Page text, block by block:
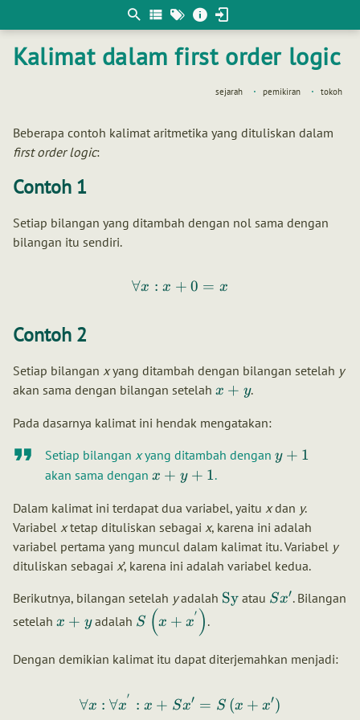
Kalimat dalam first order logic
sejarah pemikiran tokoh
Beberapa contoh kalimat aritmetika yang dituliskan dalam
first order logic:
Contoh 1
Setiap bilangan yang ditambah dengan nol sama dengan
bilangan itu sendiri.
∀x : x + 0 = x
Contoh 2
Setiap bilangan xyang ditambah dengan bilangan setelah y
akan sama dengan bilangan setelah x + y.
Pada dasarnya kalimat ini hendak mengatakan:
Setiap bilangan xyang ditambah dengan y + 1
akan sama dengan x + y + 1.
Dalam kalimat ini terdapat dua variabel, yaitu xdan y.
Variabel xtetap dituliskan sebagai x, karena ini adalah
variabel pertama yang muncul dalam kalimat itu. Variabel y
dituliskan sebagai x’, karena ini adalah variabel kedua.
Berikutnya, bilangan setelah yadalah Sy atau Sx′. Bilangan
setelah x + yadalah S (x + x
′ ) .
Dengan demikian kalimat itu dapat diterjemahkan menjadi:
∀x : ∀x
′ : x + Sx′ = S (x + x′)
matematis